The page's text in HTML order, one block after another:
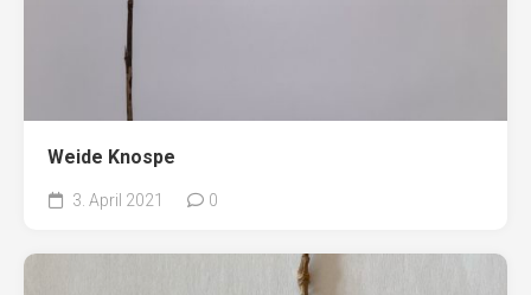
Weide Knospe
3. April 2021 0